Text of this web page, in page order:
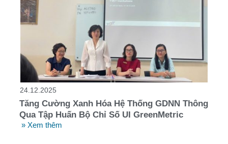
24.12.2025
Tăng Cường Xanh Hóa Hệ Thống GDNN Thông
Qua Tập Huấn Bộ Chỉ Số UI GreenMetric
» Xem thêm